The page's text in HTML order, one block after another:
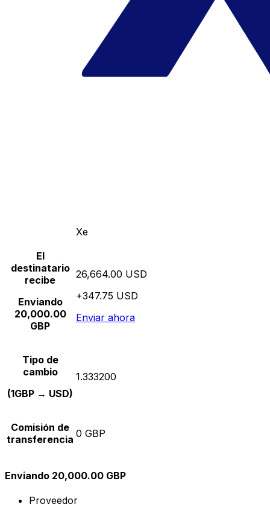
Xe
El
destinatario
recibe
Enviando
20,000.00
GBP
26,664.00 USD
+347.75 USD
Enviar ahora
Tipo de
cambio
(1GBP → USD)
1.333200
Comisión de
transferencia 0 GBP
Enviando 20,000.00 GBP
Proveedor